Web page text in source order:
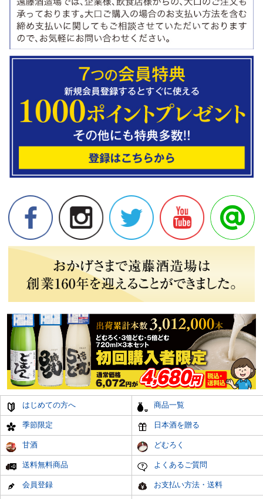
はじめての方へ 商品一覧
季節限定 日本酒を贈る
甘酒 どむろく
送料無料商品 よくあるご質問
会員登録 お支払い方法・送料